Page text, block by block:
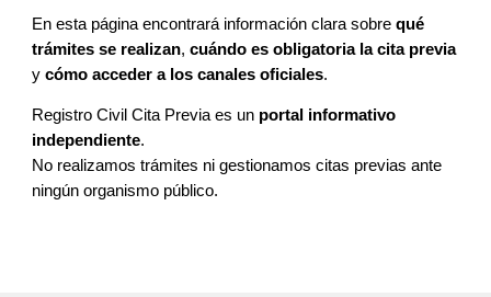
En esta página encontrará información clara sobrequé
trámites se realizan,cuándo es obligatoria la cita previa
ycómo acceder a los canales oficiales.
Registro Civil Cita Previa es un portal informativo
independiente.
No realizamos trámites ni gestionamos citas previas ante
ningún organismo público.